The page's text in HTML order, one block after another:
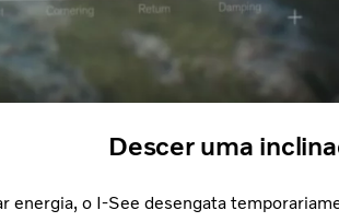
Descer uma
energia, o I-See desengata